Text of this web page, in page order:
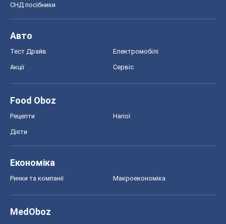
СНД посібники
Авто
Тест Драйв Електромобілі
Акції Сервіс
Food Oboz
Рецепти Напої
Дієти
Економіка
Ринки та компанії Макроекономіка
MedOboz